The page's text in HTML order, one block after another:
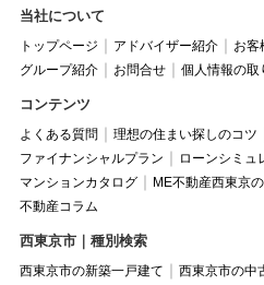
当社について
トップページ アドバイザー紹介 お客
グループ紹介
お問合せ 個人情報の取
コンテンツ
よくある質問 理想の住まい探しのコツ
ファイナンシャルプラン
ローンシミュ
マンションカタログ
ME不動産西東京
不動産コラム
西東京市｜種別検索
西東京市の新築一戸建て
西東京市の中